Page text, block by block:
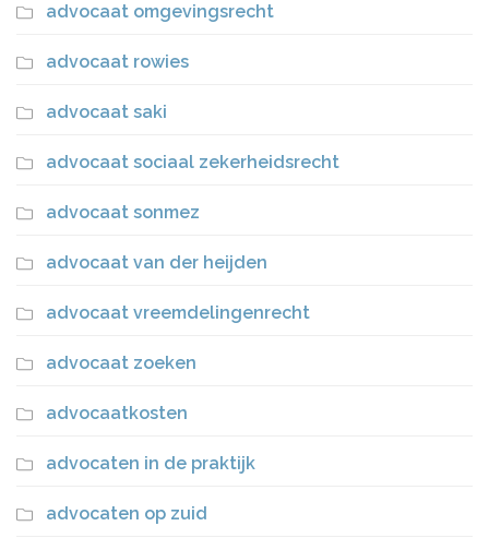
advocaat omgevingsrecht
advocaat rowies
advocaat saki
advocaat sociaal zekerheidsrecht
advocaat sonmez
advocaat van der heijden
advocaat vreemdelingenrecht
advocaat zoeken
advocaatkosten
advocaten in de praktijk
advocaten op zuid